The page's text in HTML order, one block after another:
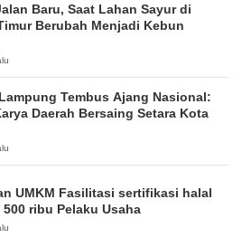
Baru, Saat Lahan Sayur di
Berubah Menjadi Kebun
Tembus Ajang Nasional:
Daerah Bersaing Setara Kota
UMKM Fasilitasi sertifikasi halal
ribu Pelaku Usaha